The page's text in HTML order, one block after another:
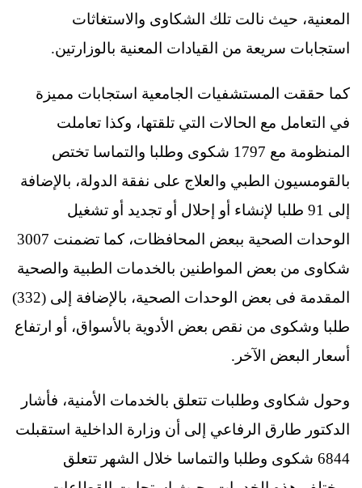
المعنية، حيث نالت تلك الشكاوى والاستغاثات
استجابات سريعة من القيادات المعنية بالوزارتين.
كما حققت المستشفيات الجامعية استجابات مميزة
في التعامل مع الحالات التي تلقتها، وكذا تعاملت
المنظومة مع 1797 شكوى وطلبا والتماسا تختص
بالقومسيون الطبي والعلاج على نفقة الدولة، بالإضافة
إلى 91 طلبا لإنشاء أو إحلال أو تجديد أو تشغيل
الوحدات الصحية ببعض المحافظات، كما تضمنت 3007
شكاوى من بعض المواطنين بالخدمات الطبية والصحية
المقدمة فى بعض الوحدات الصحية، بالإضافة إلى (332)
طلبا وشكوى من نقص بعض الأدوية بالأسواق، أو ارتفاع
أسعار البعض الآخر.
وحول شكاوى وطلبات تتعلق بالخدمات الأمنية، فأشار
الدكتور طارق الرفاعي إلى أن وزارة الداخلية استقبلت
6844 شكوى وطلبا والتماسا خلال الشهر تتعلق